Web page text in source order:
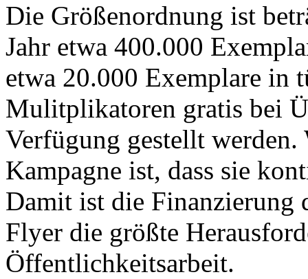
Die Größenordnung ist
Jahr etwa 400.000
etwa 20.000 Exemplare in
Mulitplikatoren gratis bei
Verfügung gestellt werden.
Kampagne ist, dass sie
Damit ist die Finanzierung
Flyer die größte
Öffentlichkeitsarbeit.